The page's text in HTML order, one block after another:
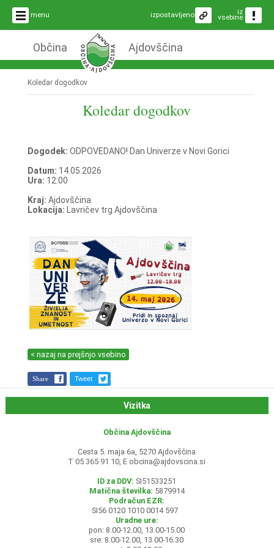
menu iz
vsebine
izpostavljeno
Občina Ajdovščina
Koledar dogodkov
Koledar dogodkov
Dogodek: ODPOVEDANO! Dan Univerze v Novi Gorici
Datum: 14.05.2026
Ura: 12:00
Kraj: Ajdovščina
Lokacija: Lavričev trg Ajdovščina
< nazaj na prejšnjo vsebino
Share Tweet
Vizitka
Občina Ajdovščina
Cesta 5. maja 6a, 5270 Ajdovščina
T 05 365 91 10, E obcina@ajdovscina.si
ID za DDV: SI51533251
Matična številka: 5879914
Podračun EZR:
SI56 0120 1010 0014 597
Uradne ure:
pon: 8.00-12.00, 13.00-15.00
sre: 8.00-12.00, 13.00-16.30